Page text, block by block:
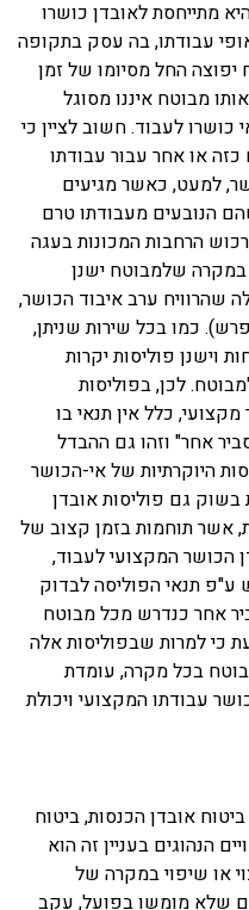
מתייחסת לאובדן כושרו
עבודתו, בה עסק בתקופה
החל מסיומו של זמן
מבוטח איננו מסוגל
לעבוד. חשוב לציין כי
או אחר עבור עבודתו
למעט, כאשר מגיעים
הנובעים מעבודתו טרם
הרחבות המכונות בעגה
במקרה שלמבוטח ישנן
שהרוויח ערב איבוד הכושר,
כמו בכל שירות שניתן,
וישנן פוליסות יקרות
לכן, בפוליסות
מקצועי, כלל אין תנאי בו
אחר" וזהו גם ההבדל
היוקרתיות של אי-הכושר
בשוק גם פוליסות אובדן
אשר תוחמות בזמן קצוב של
הכושר המקצועי לעבוד,
תנאי הפוליסה לבדוק
אחר כנדרש מכל מבוטח
כי למרות שבפוליסות אלה
בכל מקרה, עומדת
להוכיח כי הוא איבד 75% מכושר עבודתו המקצועי ויכולת
אובדן הכנסות, ביטוח
הנהוגים בעניין זה הוא
או שיפוי במקרה של
שלא מומשו בפועל, עקב